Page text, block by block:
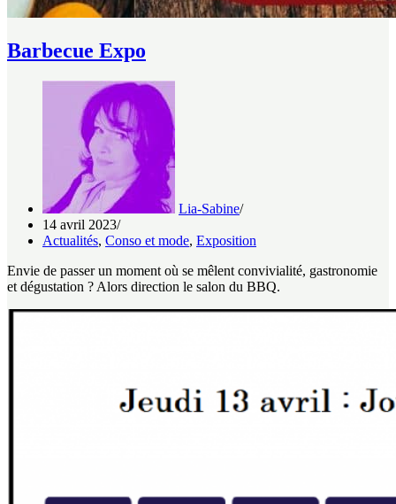
Barbecue Expo
Lia-Sabine
14 avril 2023
Actualités, Conso et mode, Exposition
Envie de passer un moment où se mêlent convivialité, gastronomie
et dégustation ? Alors direction le salon du BBQ.